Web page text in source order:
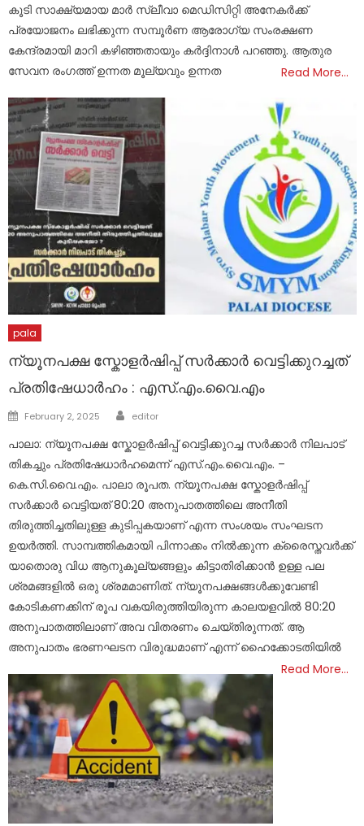
കൂടി സാക്ഷ്യമായ മാർ സ്ലീവാ മെഡിസിറ്റി അനേകർക്ക്
പ്രയോജനം ലഭിക്കുന്ന സമ്പൂർണ ആരോഗ്യ സംരക്ഷണ
കേന്ദ്രമായി മാറി കഴിഞ്ഞതായും കർദ്ദിനാൾ പറഞ്ഞു. ആതുര
സേവന രംഗത്ത് ഉന്നത മൂല്യവും ഉന്നത
Read More…
pala
ന്യൂനപക്ഷ സ്കോളർഷിപ്പ് സർക്കാർ വെട്ടിക്കുറച്ചത്
പ്രതിഷേധാർഹം : എസ്.എം.വൈ.എം
Posted
February 2, 2025 Author
editor
പാലാ: ന്യൂനപക്ഷ സ്കോളർഷിപ്പ് വെട്ടിക്കുറച്ച സർക്കാർ നിലപാട്
തികച്ചും പ്രതിഷേധാർഹമെന്ന് എസ്.എം.വൈ.എം. –
കെ.സി.വൈ.എം. പാലാ രൂപത. ന്യൂനപക്ഷ സ്കോളർഷിപ്പ്
സർക്കാർ വെട്ടിയത് 80:20 അനുപാതത്തിലെ അനീതി
തിരുത്തിച്ചതിലുള്ള കുടിപ്പകയാണ് എന്ന സംശയം സംഘടന
ഉയർത്തി. സാമ്പത്തികമായി പിന്നാക്കം നിൽക്കുന്ന ക്രൈസ്തവർക്ക്
യാതൊരു വിധ ആനുകൂല്യങ്ങളും കിട്ടാതിരിക്കാൻ ഉള്ള പല
ശ്രമങ്ങളിൽ ഒരു ശ്രമമാണിത്. ന്യൂനപക്ഷങ്ങൾക്കുവേണ്ടി
കോടികണക്കിന് രൂപ വകയിരുത്തിയിരുന്ന കാലയളവിൽ 80:20
അനുപാതത്തിലാണ് അവ വിതരണം ചെയ്തിരുന്നത്. ആ
അനുപാതം ഭരണഘടന വിരുദ്ധമാണ് എന്ന് ഹൈക്കോടതിയിൽ
Read More…